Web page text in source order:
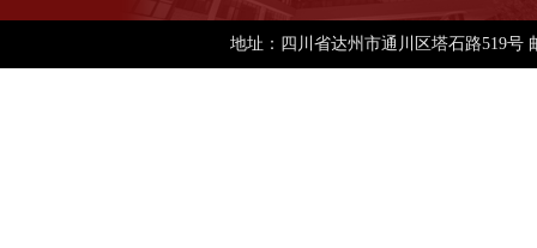
地址：四川省达州市通川区塔石路519号